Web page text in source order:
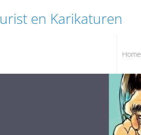
en Karikaturen
Home